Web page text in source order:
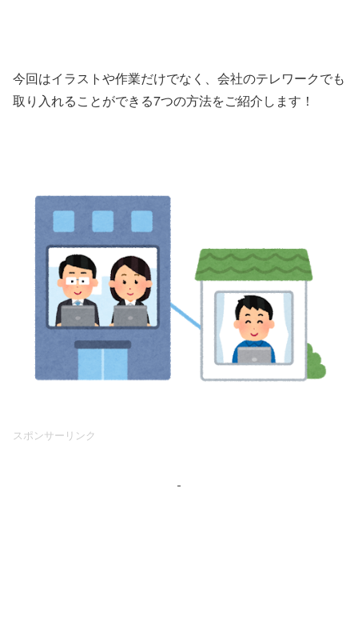
今回はイラストや作業だけでなく、会社のテレワークでも
取り入れることができる7つの方法をご紹介します！
スポンサーリンク